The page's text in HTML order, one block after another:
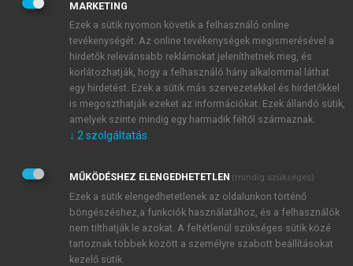
JELSZÓ ÚJRA
Kérek értesítést a MeRSZ újdonságairól, akcióiról.
Kérek értesítést az Akadémiai Kiadó Zrt. újdonságairól,
Adatkezelési tájékoztatóbanfoglaltakat tudomásul
veszem és elfogadom.
Általános vásárlási feltételeket, valamint a szotar.netés a
mersz.huoldalak licencszerződéseiben foglaltakat
tudomásul veszem és elfogadom.
MARKETING
Ezek a sütik nyomon követik a felhasználó online
tevékenységét. Az online tevékenységek megismerésével a
hirdetők relevánsabb reklámokat jeleníthetnek meg, és
korlátozhatják, hogy a felhasználó hány alkalommal láthat
egy hirdetést. Ezek a sütik más szervezetekkel és hirdetőkkel
is megoszthatják ezeket az információkat. Ezek állandó sütik,
amelyek szinte mindig egy harmadik féltől származnak.
↓ 2 szolgáltatás
MŰKÖDÉSHEZ ELENGEDHETETLEN (mindig szükséges)
Ezek a sütik elengedhetetlenek az oldalunkon történő
böngészéshez,a funkciók használatához, és a felhasználók
nem tilthatják le azokat. A feltétlenül szükséges sütik közé
tartoznak többek között a személyre szabott beállításokat
kezelő sütik.